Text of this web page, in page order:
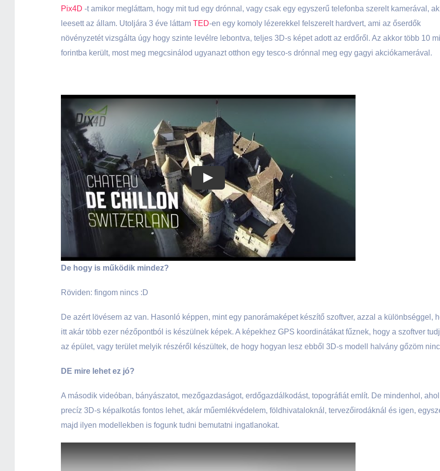
Pix4D-t amikor megláttam, hogy mit tud egy drónnal, vagy csak egy egyszerű telefonba szerelt kamerával,
leesett az állam. Utoljára 3 éve láttamTED-en egy komoly lézerekkel felszerelt hardvert, ami az őserdők
növényzetét vizsgálta úgy hogy szinte levélre lebontva, teljes 3D-s képet adott az erdőről. Az akkor több 10
forintba került, most meg megcsinálod ugyanazt otthon egy tesco-s drónnal meg egy gagyi akciókamerával.
Play
De hogy is működik mindez?
Röviden: fingom nincs :D
De azért lövésem az van. Hasonló képpen, mint egy panorámaképet készítő szoftver, azzal a különbséggel,
itt akár több ezer nézőpontból is készülnek képek. A képekhez GPS koordinátákat fűznek, hogy a szoftver
az épület, vagy terület melyik részéről készültek, de hogy hogyan lesz ebből 3D-s modell halvány gőzöm
DE mire lehet ez jó?
A második videóban, bányászatot, mezőgazdaságot, erdőgazdálkodást, topográfiát említ. De mindenhol, ahol
precíz 3D-s képalkotás fontos lehet, akár műemlékvédelem, földhivataloknál, tervezőirodáknál és igen,
majd ilyen modellekben is fogunk tudni bemutatni ingatlanokat.